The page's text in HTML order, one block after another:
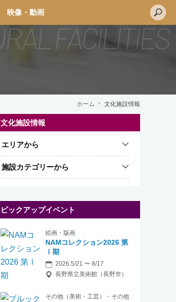
映像・動画
ホーム 文化施設情報
文化施設情報
エリアから
施設カテゴリーから
ピックアップイベント
絵画・版画
NAMコレクション2026 第
Ⅰ期
2026.5/21 〜 8/17
長野県立美術館（長野市）
その他（美術・工芸）・その他